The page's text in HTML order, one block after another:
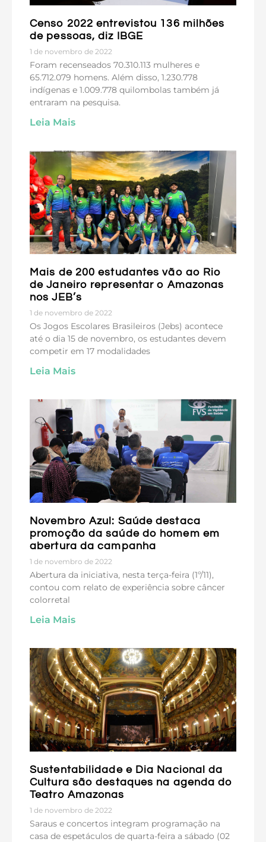
Censo 2022 entrevistou 136 milhões
de pessoas, diz IBGE
1 de novembro de 2022
Foram recenseados 70.310.113 mulheres e
65.712.079 homens. Além disso, 1.230.778
indígenas e 1.009.778 quilombolas também já
entraram na pesquisa.
Leia Mais
Mais de 200 estudantes vão ao Rio
de Janeiro representar o Amazonas
nos JEB’s
1 de novembro de 2022
Os Jogos Escolares Brasileiros (Jebs) acontece
até o dia 15 de novembro, os estudantes devem
competir em 17 modalidades
Leia Mais
Novembro Azul: Saúde destaca
promoção da saúde do homem em
abertura da campanha
1 de novembro de 2022
Abertura da iniciativa, nesta terça-feira (1º/11),
contou com relato de experiência sobre câncer
colorretal
Leia Mais
Sustentabilidade e Dia Nacional da
Cultura são destaques na agenda do
Teatro Amazonas
1 de novembro de 2022
Saraus e concertos integram programação na
casa de espetáculos de quarta-feira a sábado (02